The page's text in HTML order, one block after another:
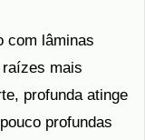
com lâminas
mais
profunda atinge
profundas